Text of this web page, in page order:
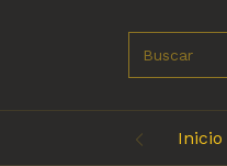
Inicio